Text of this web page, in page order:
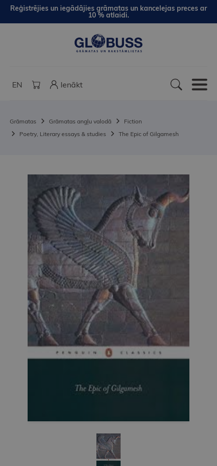
Reģistrējies un iegādājies grāmatas un kancelejas preces ar
10 % atlaidi.
EN Ienākt
Grāmatas Grāmatas angļu valodā
Fiction
Poetry, Literary essays & studies
The Epic of Gilgamesh